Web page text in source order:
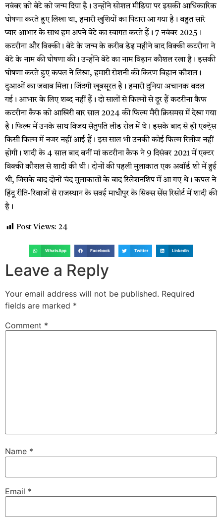
नवंबर को बेटे को जन्म दिया है। उन्होंने सोशल मीडिया पर इसकी आधिकारिक
घोषणा करते हुए लिखा था, हमारी खुशियों का पिटारा आ गया है। बहुत सारे
प्यार आभार के साथ हम अपने बेटे का स्वागत करते हैं। 7 नवंबर 2025।
कटरीना और विक्की। बेटे के जन्म के करीब डेढ़ महीने बाद विक्की कटरीना ने
बेटे के नाम की घोषणा की। उन्होंने बेटे का नाम विहान कौशल रखा है। इसकी
घोषणा करते हुए कपल ने लिखा, हमारी रोशनी की किरण विहान कौशल।
दुआओं का जवाब मिला। जिंदगी खूबसूरत है। हमारी दुनिया अचानक बदल
गई। आभार के लिए शब्द नहीं हैं। दो सालों से फिल्मों से दूर हैं कटरीना कैफ
कटरीना कैफ को आखिरी बार साल 2024 की फिल्म मैरी क्रिसमस में देखा गया
है। फिल्म में उनके साथ विजय सेतुपति लीड रोल में थे। इसके बाद से ही एक्ट्रेस
किसी फिल्म में नजर नहीं आई हैं। इस साल भी उनकी कोई फिल्म रिलीज नहीं
होगी। शादी के 4 साल बाद बनीं मां कटरीना कैफ ने 9 दिसंबर 2021 में एक्टर
विक्की कौशल से शादी की थी। दोनों की पहली मुलाकात एक अवॉर्ड शो में हुई
थी, जिसके बाद दोनों चंद मुलाकातों के बाद रिलेशनशिप में आ गए थे। कपल ने
हिंदू रीति-रिवाजों से राजस्थान के सवई माधौपुर के सिक्स सेंस रिसोर्ट में शादी की
है।
Post Views: 24
WhatsApp Facebook Twitter LinkedIn
Leave a Reply
Your email address will not be published. Required
fields are marked *
Comment *
Name *
Email *